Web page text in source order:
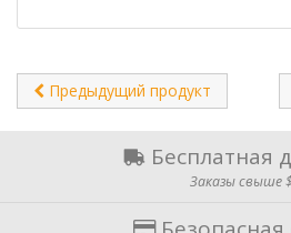
Предыдущий продукт
Бесплатная
Заказы свыше